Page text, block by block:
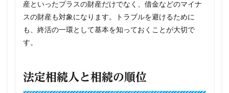
産といったプラスの財産だけでなく、借金などのマイナ
スの財産も対象になります。トラブルを避けるために
も、終活の一環として基本を知っておくことが大切で
す。
法定相続人と相続の順位